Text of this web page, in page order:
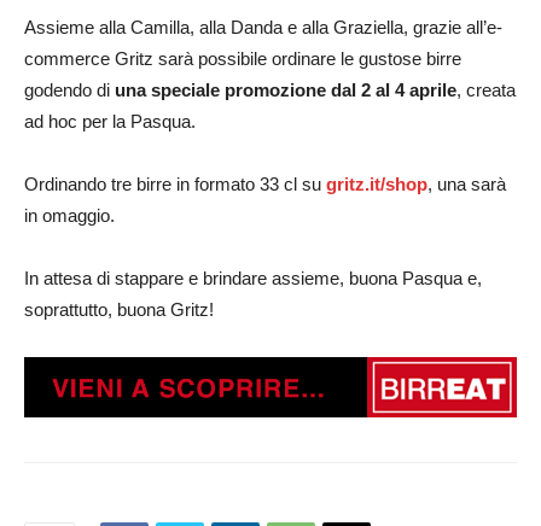
Assieme alla Camilla, alla Danda e alla Graziella, grazie all’e-
commerce Gritz sarà possibile ordinare le gustose birre
godendo di una speciale promozione dal 2 al 4 aprile, creata
ad hoc per la Pasqua.
Ordinando tre birre in formato 33 cl su gritz.it/shop, una sarà
in omaggio.
In attesa di stappare e brindare assieme, buona Pasqua e,
soprattutto, buona Gritz!